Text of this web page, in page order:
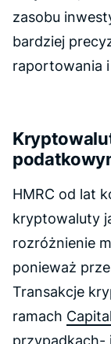
zasobu
bardziej
raportowania i
HMRC od lat
kryptowaluty
rozróżnienie
ponieważ
Transakcje
ramach
przypadkach-